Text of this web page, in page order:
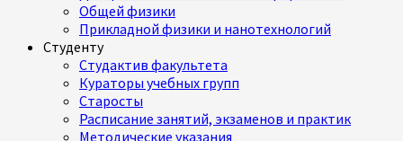
Общей физики
Прикладной физики и нанотехнологий
Студенту
Студактив факультета
Кураторы учебных групп
Старосты
Расписание занятий, экзаменов и практик
Методические указания